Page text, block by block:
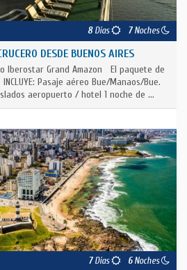
8Días 7Noches
DESDE BUENOS AIRES
Iberostar Grand Amazon El paquete de
Pasaje aéreo Bue/Manaos/Bue.
aeropuerto / hotel 1 noche de ...
7Días 6Noches